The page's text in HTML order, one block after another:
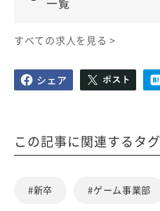
一覧
すべての求人を見る >
この記事に関連するタグ
#新卒 #ゲーム事業部